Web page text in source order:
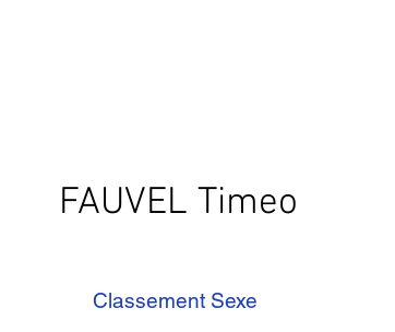
FAUVEL Timeo
Classement Sexe